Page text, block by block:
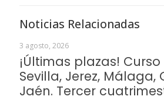
Noticias Relacionadas
3 agosto, 2026
¡Últimas plazas! Curso
Sevilla, Jerez,
Jaén. Tercer